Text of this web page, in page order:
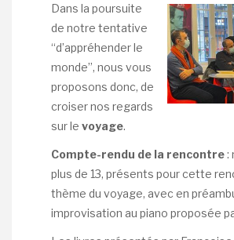
Dans la poursuite
de notre tentative
“d’appréhender le
monde”, nous vous
proposons donc, de
croiser nos regards
sur le voyage.
Compte-rendu de la rencontre:
plus de 13, présents pour cette
thème du voyage, avec en
improvisation au piano proposée